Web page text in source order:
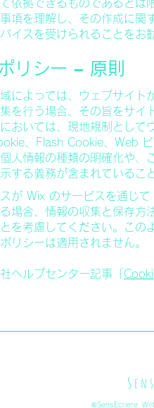
依拠できるものであるとは
項を理解し、その作成に関
イスを受けられることをお
リシー – 原則
によっては、ウェブサイト
を行う場合、その旨をサイ
おいては、現地規制として
、Flash Cookie、Web
人情報の種類の明確化や、
する義務が含まれているこ
が Wix のサービスを通じ
場合、情報の収集と保存方
を考慮してください。この
リシーは適用されません。
ヘルプセンター記事「
©SensEcriere